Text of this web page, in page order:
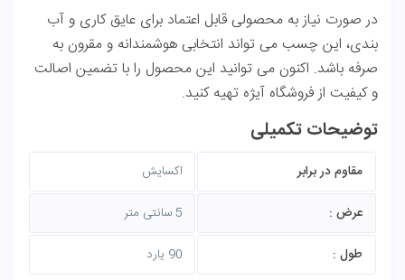
در صورت نیاز به محصولی قابل اعتماد برای عایق‌ کاری و آب‌
بندی، این چسب می‌ تواند انتخابی هوشمندانه و مقرون‌ به‌
صرفه باشد. اکنون می‌ توانید این محصول را با تضمین اصالت
و کیفیت ازفروشگاه آیژه تهیه کنید.
توضیحات تکمیلی
مقاوم در برابر اکسایش
عرض : 5 سانتی متر
طول : 90 یارد